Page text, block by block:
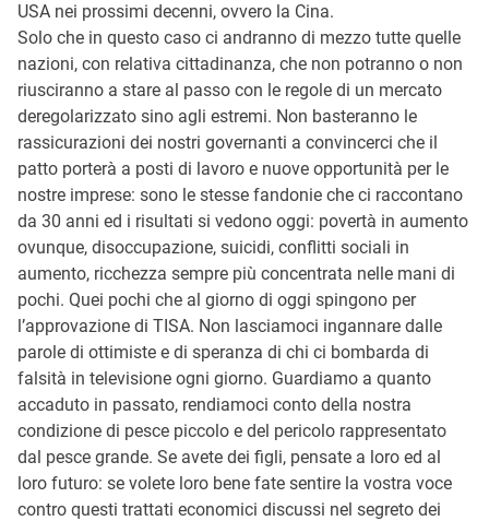
USA nei prossimi decenni, ovvero la Cina.
Solo che in questo caso ci andranno di mezzo tutte quelle
nazioni, con relativa cittadinanza, che non potranno o non
riusciranno a stare al passo con le regole di un mercato
deregolarizzato sino agli estremi. Non basteranno le
rassicurazioni dei nostri governanti a convincerci che il
patto porterà a posti di lavoro e nuove opportunità per le
nostre imprese: sono le stesse fandonie che ci raccontano
da 30 anni ed i risultati si vedono oggi: povertà in aumento
ovunque, disoccupazione, suicidi, conflitti sociali in
aumento, ricchezza sempre più concentrata nelle mani di
pochi. Quei pochi che al giorno di oggi spingono per
l’approvazione di TISA. Non lasciamoci ingannare dalle
parole di ottimiste e di speranza di chi ci bombarda di
falsità in televisione ogni giorno. Guardiamo a quanto
accaduto in passato, rendiamoci conto della nostra
condizione di pesce piccolo e del pericolo rappresentato
dal pesce grande. Se avete dei figli, pensate a loro ed al
loro futuro: se volete loro bene fate sentire la vostra voce
contro questi trattati economici discussi nel segreto dei